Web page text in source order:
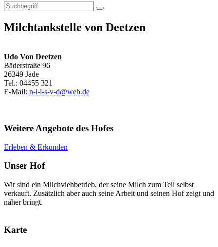
Milchtankstelle von Deetzen
Udo Von Deetzen
Bäderstraße 96
26349 Jade
Tel.: 04455 321
E-Mail: n-i-l-s-v-d@web.de
Weitere Angebote des Hofes
Erleben & Erkunden
Unser Hof
Wir sind ein Milchviehbetrieb, der seine Milch zum Teil selbst
verkauft. Zusätzlich aber auch seine Arbeit und seinen Hof zeigt und
näher bringt.
Karte